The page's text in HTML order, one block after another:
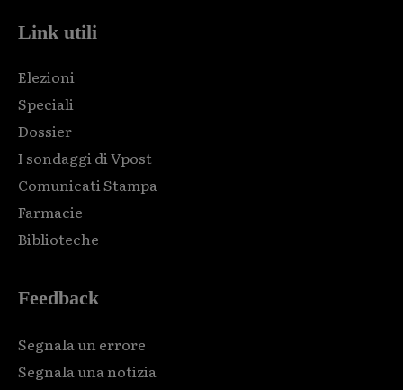
Link utili
Elezioni
Speciali
Dossier
I sondaggi di Vpost
Comunicati Stampa
Farmacie
Biblioteche
Feedback
Segnala un errore
Segnala una notizia